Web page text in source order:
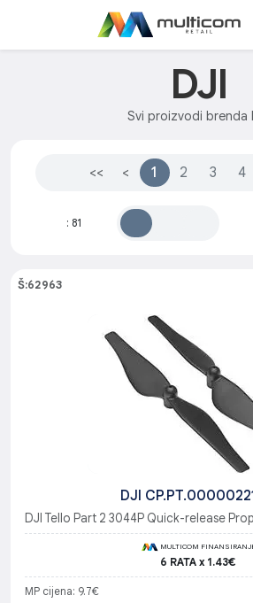
DJI
Svi proizvodi brenda
<< < 1 2 3 4
: 81
Š:62963
DJI
DJI Tello Part 2 3044P Quick-release
MULTICOM
6 RATA x 1.43€
MP cijena: 9.7€